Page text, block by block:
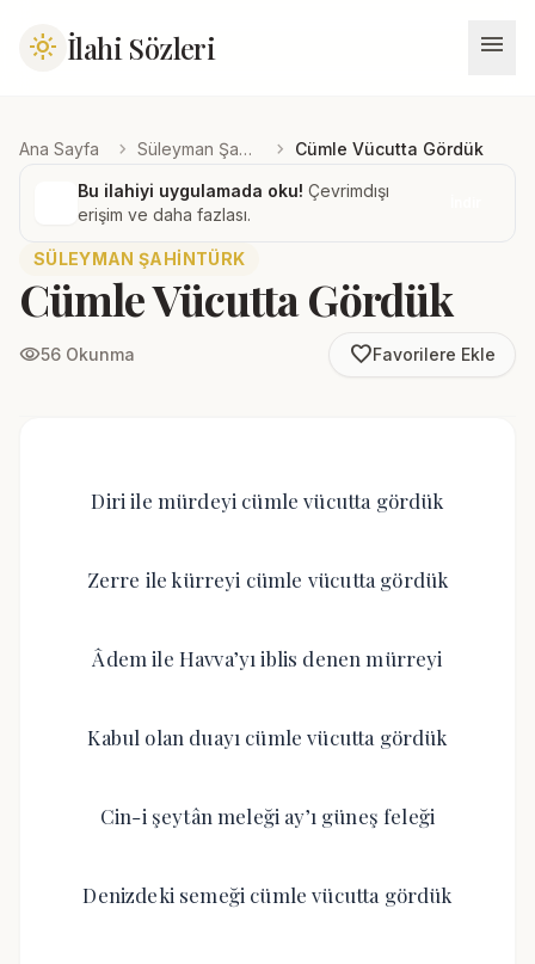
light_mode İlahi Sözleri menu
Ana Sayfa chevron_right Süleyman Şahintürk chevron_right Cümle Vücutta Gördük
Bu ilahiyi uygulamada oku! Çevrimdışı
erişim ve daha fazlası.
SÜLEYMAN ŞAHINTÜRK
Cümle Vücutta Gördük
visibility56 Okunma favorite_borderFavorilere Ekle
Diri ile mürdeyi cümle vücutta gördük
Zerre ile kürreyi cümle vücutta gördük
Âdem ile Havva’yı iblis denen mürreyi
Kabul olan duayı cümle vücutta gördük
Cin-i şeytân meleği ay’ı güneş feleği
Denizdeki semeği cümle vücutta gördük